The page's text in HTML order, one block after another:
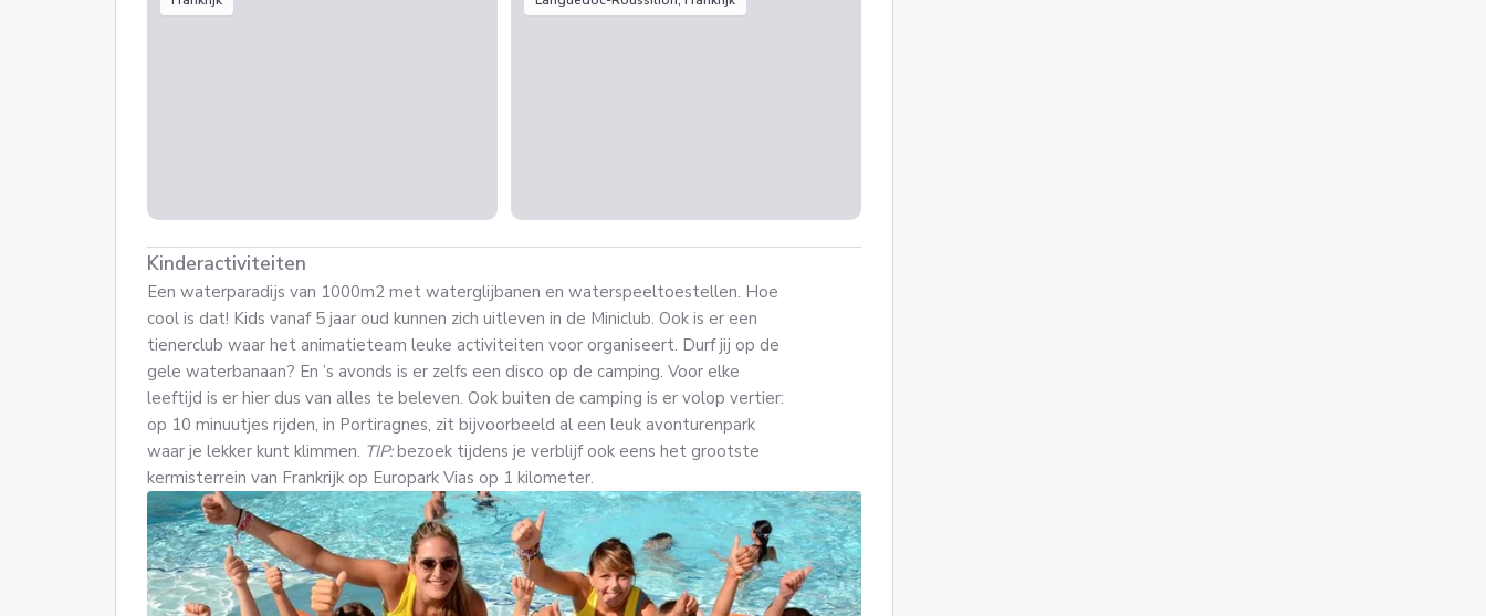
Kinderactiviteiten
Een waterparadijs van 1000m2 met waterglijbanen en waterspeeltoestellen. Hoe
cool is dat! Kids vanaf 5 jaar oud kunnen zich uitleven in de Miniclub. Ook is er een
tienerclub waar het animatieteam leuke activiteiten voor organiseert. Durf jij op de
gele waterbanaan? En ’s avonds is er zelfs een disco op de camping. Voor elke
leeftijd is er hier dus van alles te beleven. Ook buiten de camping is er volop vertier:
op 10 minuutjes rijden, in Portiragnes, zit bijvoorbeeld al een leuk avonturenpark
waar je lekker kunt klimmen. TIP:bezoek tijdens je verblijf ook eens het grootste
kermisterrein van Frankrijk op Europark Vias op 1 kilometer.